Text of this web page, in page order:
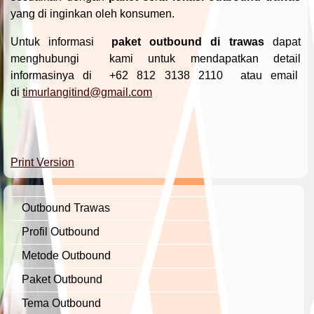
yang di inginkan oleh konsumen.
Untuk informasi paket outbound di trawasdapat
menghubungi
kami untuk mendapatkan detail
informasinya di
+62 812 3138 2110 atau email
di timurlangitind@gmail.com
Print Version
Outbound Trawas
Profil Outbound
Metode Outbound
Paket Outbound
Tema Outbound